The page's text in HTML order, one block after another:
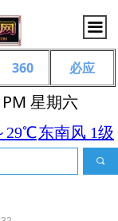
끀
星期六
끠
360 必应